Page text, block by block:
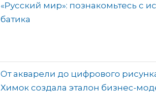
«Русский мир»: познакомьтесь с
батика
От акварели до цифрового
Химок создала эталон бизнес-